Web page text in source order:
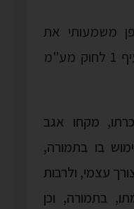
משמעותי את
הגדרת המונח "מכר" בסעיף 1 לחוק מע"מ
מקחו אגב
בו בתמורה,
עצמי, ולרבות
בתמורה, וכן